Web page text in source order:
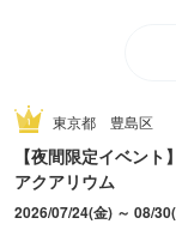
東京都 豊島区
【夜間限定イベン
アクアリウム
2026/07/24(金) ～ 08/